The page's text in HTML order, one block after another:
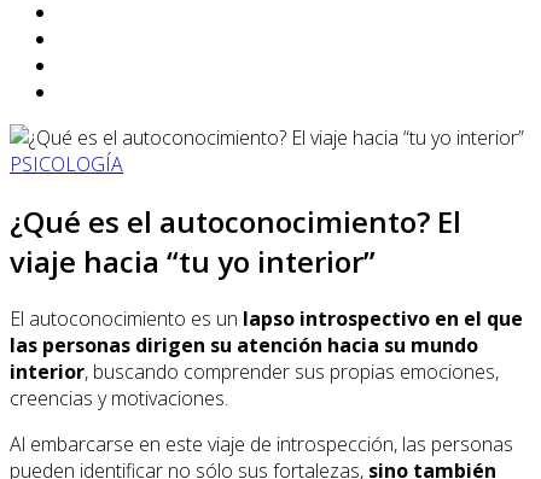
PSICOLOGÍA
¿Qué es el autoconocimiento? El
viaje hacia “tu yo interior”
El autoconocimiento es un lapso introspectivo en el que
las personas dirigen su atención hacia su mundo
interior, buscando comprender sus propias emociones,
creencias y motivaciones.
Al embarcarse en este viaje de introspección, las personas
pueden identificar no sólo sus fortalezas, sino también